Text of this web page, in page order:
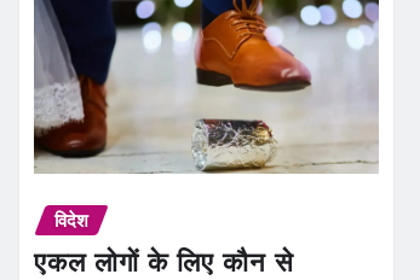
विदेश
एकल लोगों के लिए कौन से